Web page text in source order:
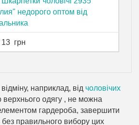
недорого оптом від
13 грн
наприклад, від чоловічих
верхнього одягу , не можна
гардероба, завершити
правильного вибору цих